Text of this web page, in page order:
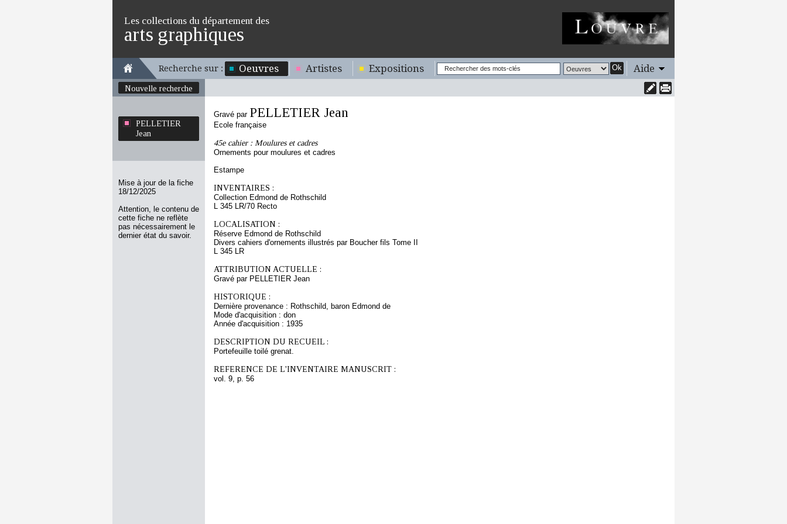
Les collections du département des
arts graphiques
Recherche sur : Oeuvres Artistes Expositions Ok Aide
Nouvelle recherche
PELLETIER
Jean
Mise à jour de la fiche
18/12/2025
Attention, le contenu de
cette fiche ne reflète
pas nécessairement le
dernier état du savoir.
Gravé par PELLETIER Jean
Ecole française
45e cahier : Moulures et cadres
Ornements pour moulures et cadres
Estampe
INVENTAIRES :
Collection Edmond de Rothschild
L 345 LR/70 Recto
LOCALISATION :
Réserve Edmond de Rothschild
Divers cahiers d'ornements illustrés par Boucher fils Tome II
L 345 LR
ATTRIBUTION ACTUELLE :
Gravé par PELLETIER Jean
HISTORIQUE :
Dernière provenance : Rothschild, baron Edmond de
Mode d'acquisition : don
Année d'acquisition : 1935
DESCRIPTION DU RECUEIL :
Portefeuille toilé grenat.
REFERENCE DE L'INVENTAIRE MANUSCRIT :
vol. 9, p. 56